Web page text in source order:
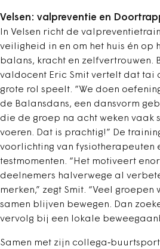
Velsen: valpreventie en
In Velsen richt de
veiligheid in en om het huis én op
balans, kracht en zelfvertrouwen.
valdocent Eric Smit vertelt dat tai
grote rol speelt. “We doen
de Balansdans, een dansvorm
die de groep na acht weken vaak
voeren. Dat is prachtig!” De
voorlichting van fysiotherapeuten
testmomenten. “Het motiveert
deelnemers halverwege al
merken,” zegt Smit. “Veel
samen blijven bewegen. Dan
vervolg bij een lokale
Samen met zijn